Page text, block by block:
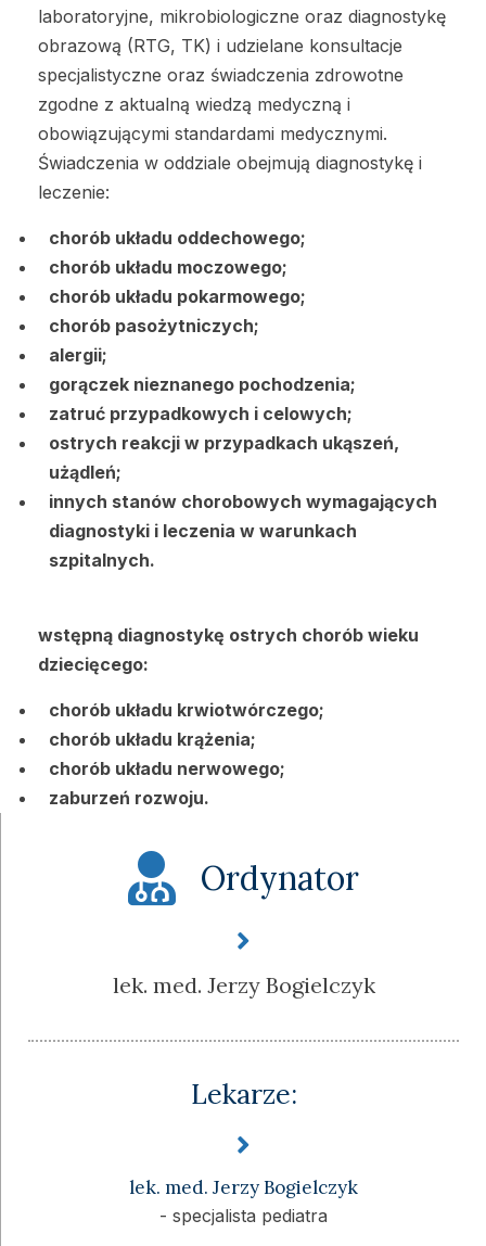
laboratoryjne, mikrobiologiczne oraz diagnostykę
obrazową (RTG, TK) i udzielane konsultacje
specjalistyczne oraz świadczenia zdrowotne
zgodne z aktualną wiedzą medyczną i
obowiązującymi standardami medycznymi.
Świadczenia w oddziale obejmują diagnostykę i
leczenie:
chorób układu oddechowego;
chorób układu moczowego;
chorób układu pokarmowego;
chorób pasożytniczych;
alergii;
gorączek nieznanego pochodzenia;
zatruć przypadkowych i celowych;
ostrych reakcji w przypadkach ukąszeń,
użądleń;
innych stanów chorobowych wymagających
diagnostyki i leczenia w warunkach
szpitalnych.
wstępną diagnostykę ostrych chorób wieku
dziecięcego:
chorób układu krwiotwórczego;
chorób układu krążenia;
chorób układu nerwowego;
zaburzeń rozwoju.
Ordynator
lek. med. Jerzy Bogielczyk
Lekarze:
lek. med. Jerzy Bogielczyk
- specjalista pediatra